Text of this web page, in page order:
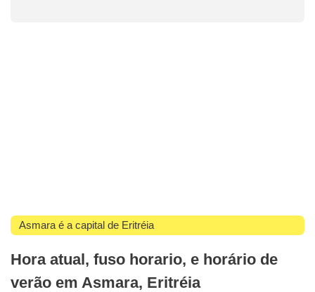
Asmara é a capital de Eritréia
Hora atual, fuso horario, e horário de
verão em Asmara, Eritréia